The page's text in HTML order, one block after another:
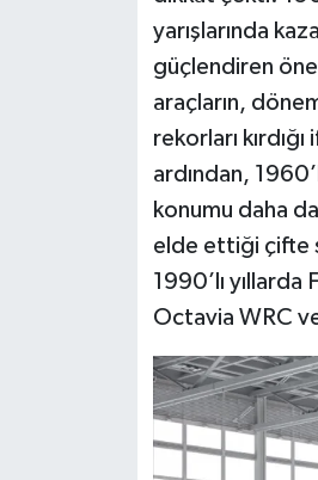
yarışlarında
güçlendiren
araçların,
rekorları
ardından,
konumu daha
elde ettiği çifte
1990’lı
Octavia WRC